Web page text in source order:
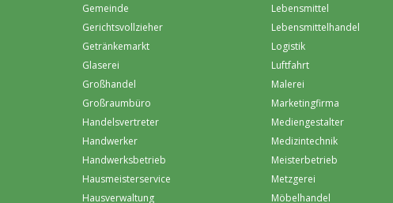
Gemeinde
Gerichtsvollzieher
Getränkemarkt
Glaserei
Großhandel
Großraumbüro
Handelsvertreter
Handwerker
Handwerksbetrieb
Hausmeisterservice
Hausverwaltung
Lebensmittel
Lebensmittelhandel
Logistik
Luftfahrt
Malerei
Marketingfirma
Mediengestalter
Medizintechnik
Meisterbetrieb
Metzgerei
Möbelhandel